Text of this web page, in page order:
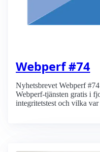
Webperf #74
Nyhetsbrevet Webperf
Webperf-tjänsten gratis i
integritetstest och vilka